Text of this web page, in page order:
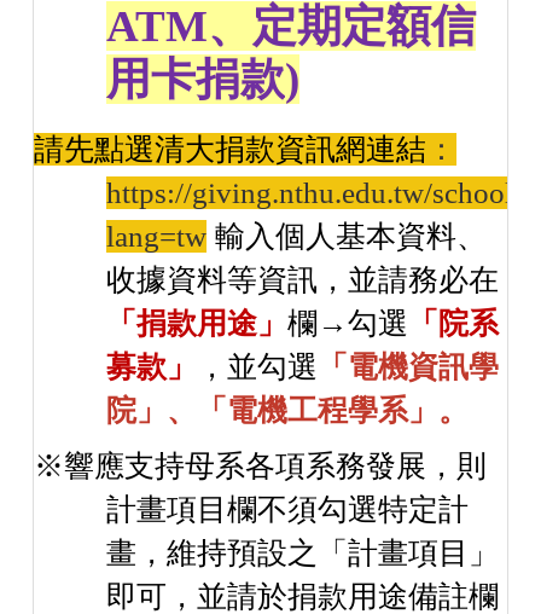
ATM、定期定額信
用卡捐款)
請先點選清大捐款資訊網連結 ：
https://giving.nthu.edu.tw/
lang=tw 輸入個人基本資料、
收據資料等資訊，並請務必在
「捐款用途」 欄→勾選 「院系
募款」
，並勾選 「電機資訊學
院」、「電機工程學系」。
※響應支持母系各項系務發展，則
計畫項目欄不須勾選特定計
畫，維持預設之「計畫項目」
即可，並請於捐款用途備註欄